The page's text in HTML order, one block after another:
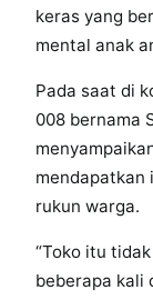
keras yang
mental anak
Pada saat di
008 bernama
mendapatkan
rukun warga.
“Toko itu
beberapa kali